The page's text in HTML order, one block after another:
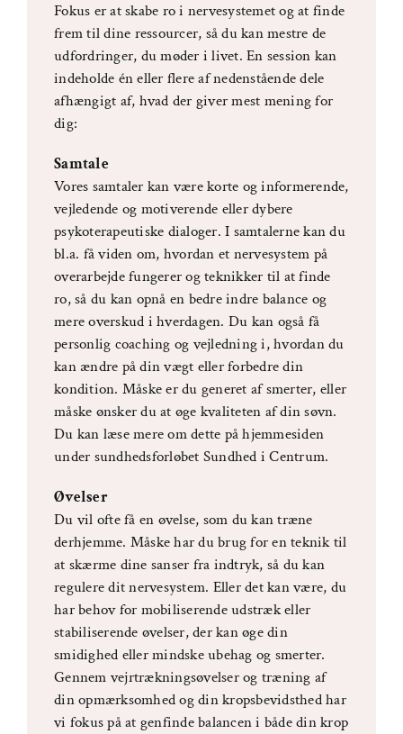
Fokus er at skabe ro i nervesystemet og at finde
frem til dine ressourcer, så du kan mestre de
udfordringer, du møder i livet. En session kan
indeholde én eller flere af nedenstående dele
afhængigt af, hvad der giver mest mening for
dig:
Samtale
Vores samtaler kan være korte og informerende,
vejledende og motiverende eller dybere
psykoterapeutiske dialoger. I samtalerne kan du
bl.a. få viden om, hvordan et nervesystem på
overarbejde fungerer og teknikker til at finde
ro, så du kan opnå en bedre indre balance og
mere overskud i hverdagen. Du kan også få
personlig coaching og vejledning i, hvordan du
kan ændre på din vægt eller forbedre din
kondition. Måske er du generet af smerter, eller
måske ønsker du at øge kvaliteten af din søvn.
Du kan læse mere om dette på hjemmesiden
under sundhedsforløbet Sundhed i Centrum.
Øvelser
Du vil ofte få en øvelse, som du kan træne
derhjemme. Måske har du brug for en teknik til
at skærme dine sanser fra indtryk, så du kan
regulere dit nervesystem. Eller det kan være, du
har behov for mobiliserende udstræk eller
stabiliserende øvelser, der kan øge din
smidighed eller mindske ubehag og smerter.
Gennem vejrtrækningsøvelser og træning af
din opmærksomhed og din kropsbevidsthed har
vi fokus på at genfinde balancen i både din krop